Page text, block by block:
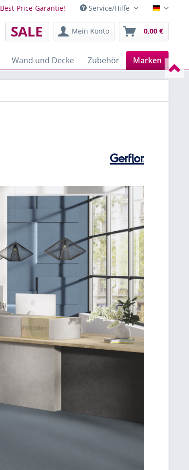
Best-Price-Garantie! Service/Hilfe Deutsch
SALE Mein Konto 0,00 €
Wand und Decke Zubehör Marken